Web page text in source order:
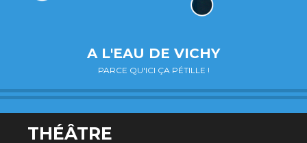
A L'EAU DE VICHY
PARCE QU'ICI ÇA PÉTILLE !
THÉÂTRE